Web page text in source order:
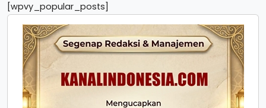
[wpvy_popular_posts]